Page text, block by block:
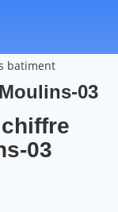
batiment
03
03